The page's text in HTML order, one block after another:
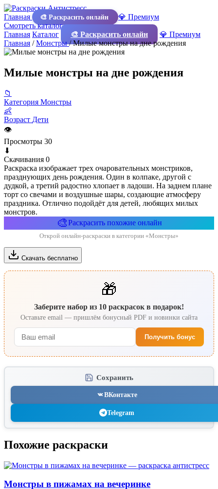
Главная 🎨 Раскрасить онлайн
💎 Премиум
Смотреть каталог
Главная Каталог 🎨 Раскрасить онлайн
💎 Премиум
Главная /Монстры/Милые монстры на дне рождения
Милые монстры на дне рождения
📁
Категория Монстры
👶
Возраст Дети
👁
Просмотры 30
⬇
Скачивания 0
Раскраска изображает трех очаровательных монстриков,
празднующих день рождения. Один в колпаке, другой с
дудкой, а третий радостно хлопает в ладоши. На заднем плане
торт со свечами и воздушные шары, создающие атмосферу
праздника. Отлично подойдёт для детей, любящих милых
монстров.
🎨Раскрасить похожие онлайн
Открой онлайн-раскраски в категории «Монстры»
Скачать бесплатно
🎁
Заберите набор из 10 раскрасок в подарок!
Оставьте email — пришлём бонусный PDF и новинки сайта
Получить бонус
Сохранить
ВКонтакте
Telegram
Похожие раскраски
Монстры в пижамах на вечеринке